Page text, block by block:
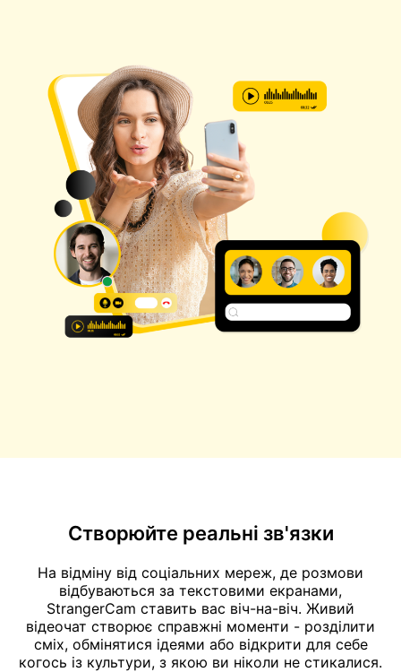
Створюйте реальні зв'язки
На відміну від соціальних мереж, де розмови
відбуваються за текстовими екранами,
StrangerCam ставить вас віч-на-віч. Живий
відеочат створює справжні моменти - розділити
сміх, обмінятися ідеями або відкрити для себе
когось із культури, з якою ви ніколи не стикалися.